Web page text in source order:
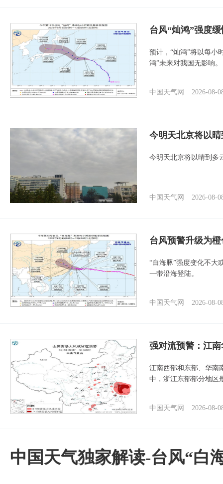
台风“灿鸿”强度
预计，“灿鸿”将以每小
鸿”未来对我国无影响。
中国天气网 2026-08-
今明天北京将以
今明天北京将以晴到多
中国天气网 2026-08-
台风预警升级为
“白海豚”强度变化不大
一带沿海登陆。
中国天气网 2026-08-
强对流预警：江
江南西部和东部、华南
中，浙江东部部分地区
中国天气网 2026-08-
中国天气独家解读-台风“白